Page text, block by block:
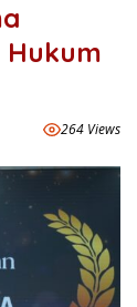
264 Views